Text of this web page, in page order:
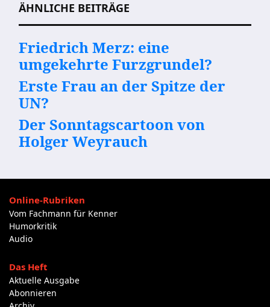
ÄHNLICHE BEITRÄGE
Friedrich Merz: eine
umgekehrte Furzgrundel?
Erste Frau an der Spitze der
UN?
Der Sonntagscartoon von
Holger Weyrauch
Online-Rubriken
Vom Fachmann für Kenner
Humorkritik
Audio
Das Heft
Aktuelle Ausgabe
Abonnieren